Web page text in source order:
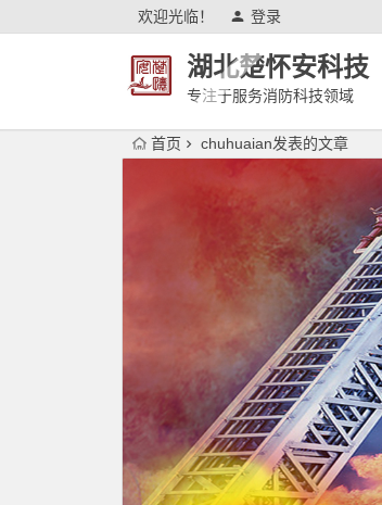
欢迎光临！ 登录
湖北楚怀安科技
专注于服务消防科技领域
首页 chuhuaian发表的文章